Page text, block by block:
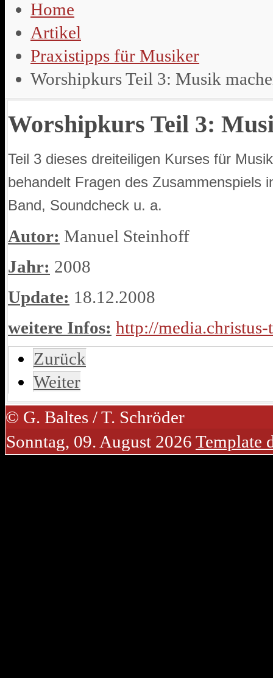
Home
Artikel
Praxistipps für Musiker
Worshipkurs Teil 3: Musik
Worshipkurs Teil 3:
Teil 3 dieses dreiteiligen Kurses für
behandelt Fragen des Zusammenspiels
Band, Soundcheck u. a.
Autor: Manuel Steinhoff
Jahr: 2008
Update: 18.12.2008
weitere Infos: http://
Zurück
Weiter
© G. Baltes / T. Schröder
Sonntag, 09. August 2026 Template